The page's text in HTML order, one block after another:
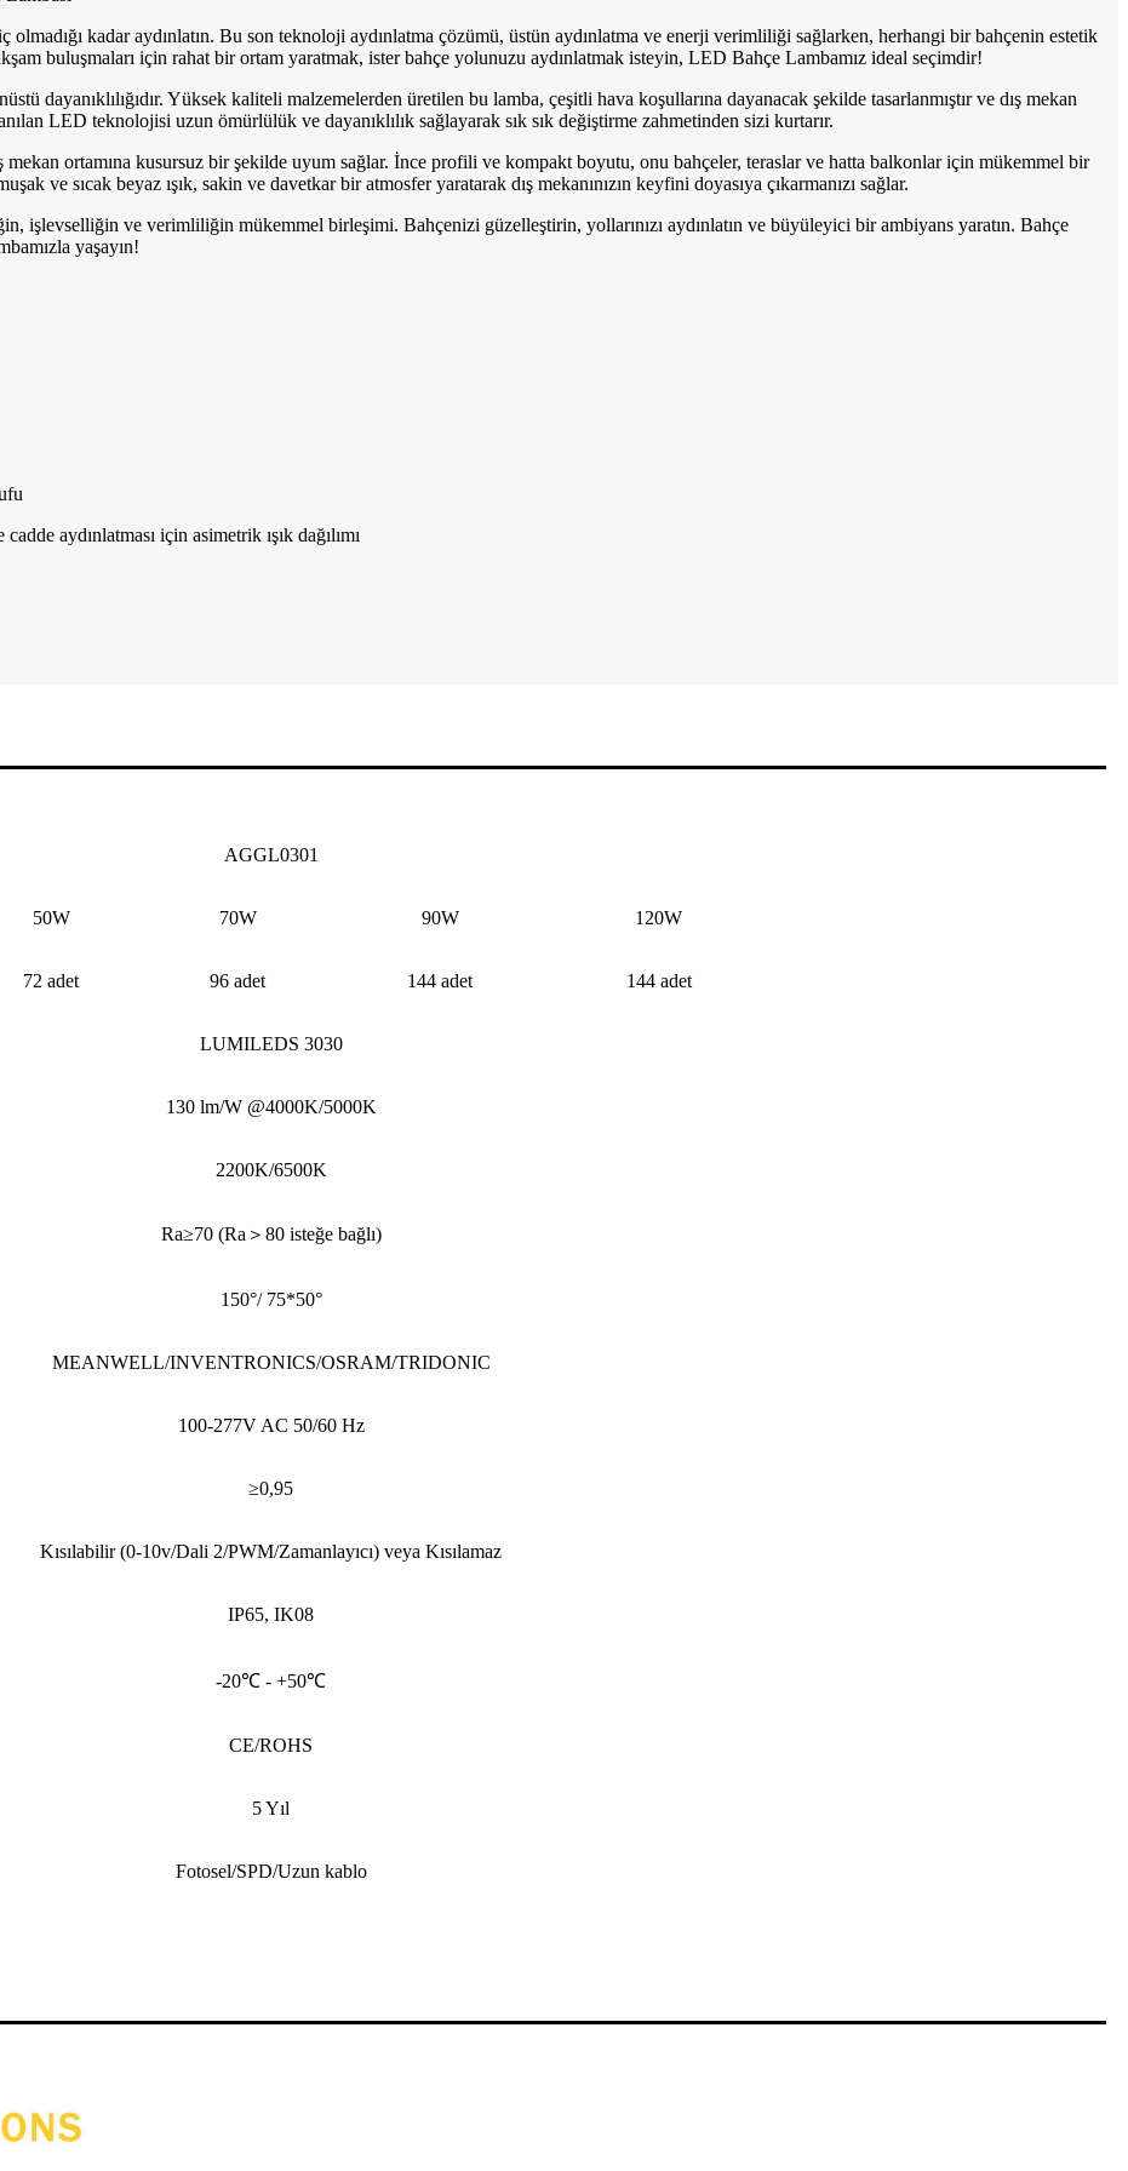
olmadığı kadar aydınlatın. Bu son teknoloji aydınlatma çözümü, üstün aydınlatma ve enerji verimliliği sağlarken, herhangi bir bahçenin estetik
buluşmaları için rahat bir ortam yaratmak, ister bahçe yolunuzu aydınlatmak isteyin, LED Bahçe Lambamız ideal seçimdir!
dayanıklılığıdır. Yüksek kaliteli malzemelerden üretilen bu lamba, çeşitli hava koşullarına dayanacak şekilde tasarlanmıştır ve dış mekan
LED teknolojisi uzun ömürlülük ve dayanıklılık sağlayarak sık sık değiştirme zahmetinden sizi kurtarır.
mekan ortamına kusursuz bir şekilde uyum sağlar. İnce profili ve kompakt boyutu, onu bahçeler, teraslar ve hatta balkonlar için mükemmel bir
ve sıcak beyaz ışık, sakin ve davetkar bir atmosfer yaratarak dış mekanınızın keyfini doyasıya çıkarmanızı sağlar.
işlevselliğin ve verimliliğin mükemmel birleşimi. Bahçenizi güzelleştirin, yollarınızı aydınlatın ve büyüleyici bir ambiyans yaratın. Bahçe
yaşayın!
aydınlatması için asimetrik ışık dağılımı
AGGL0301
50W 70W 90W 120W
72 adet 96 adet 144 adet 144 adet
LUMILEDS 3030
130 lm/W @4000K/5000K
2200K/6500K
Ra≥70 (Ra＞80 isteğe bağlı)
150°/ 75*50°
MEANWELL/INVENTRONICS/OSRAM/TRIDONIC
100-277V AC 50/60 Hz
≥0,95
Kısılabilir (0-10v/Dali 2/PWM/Zamanlayıcı) veya Kısılamaz
IP65, IK08
-20℃ - +50℃
CE/ROHS
5 Yıl
Fotosel/SPD/Uzun kablo